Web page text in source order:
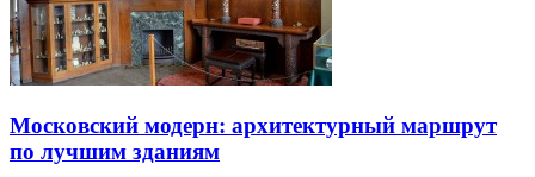
Московский модерн: архитектурный маршрут
по лучшим зданиям